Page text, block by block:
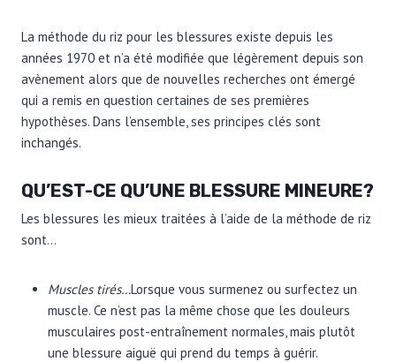
La méthode du riz pour les blessures existe depuis les
années 1970 et n’a été modifiée que légèrement depuis son
avènement alors que de nouvelles recherches ont émergé
qui a remis en question certaines de ses premières
hypothèses. Dans l’ensemble, ses principes clés sont
inchangés.
QU’EST-CE QU’UNE BLESSURE MINEURE?
Les blessures les mieux traitées à l’aide de la méthode de riz
sont…
Muscles tirés…Lorsque vous surmenez ou surfectez un
muscle. Ce n’est pas la même chose que les douleurs
musculaires post-entraînement normales, mais plutôt
une blessure aiguë qui prend du temps à guérir.